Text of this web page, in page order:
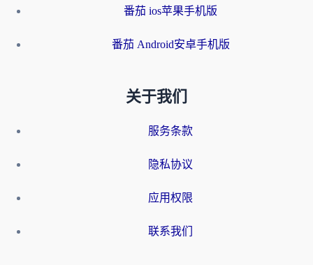
番茄 ios苹果手机版
番茄 Android安卓手机版
关于我们
服务条款
隐私协议
应用权限
联系我们